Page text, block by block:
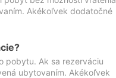
Akékoľvek dodatočné
pobytu. Ak sa rezerváciu
ubytovaním. Akékoľvek